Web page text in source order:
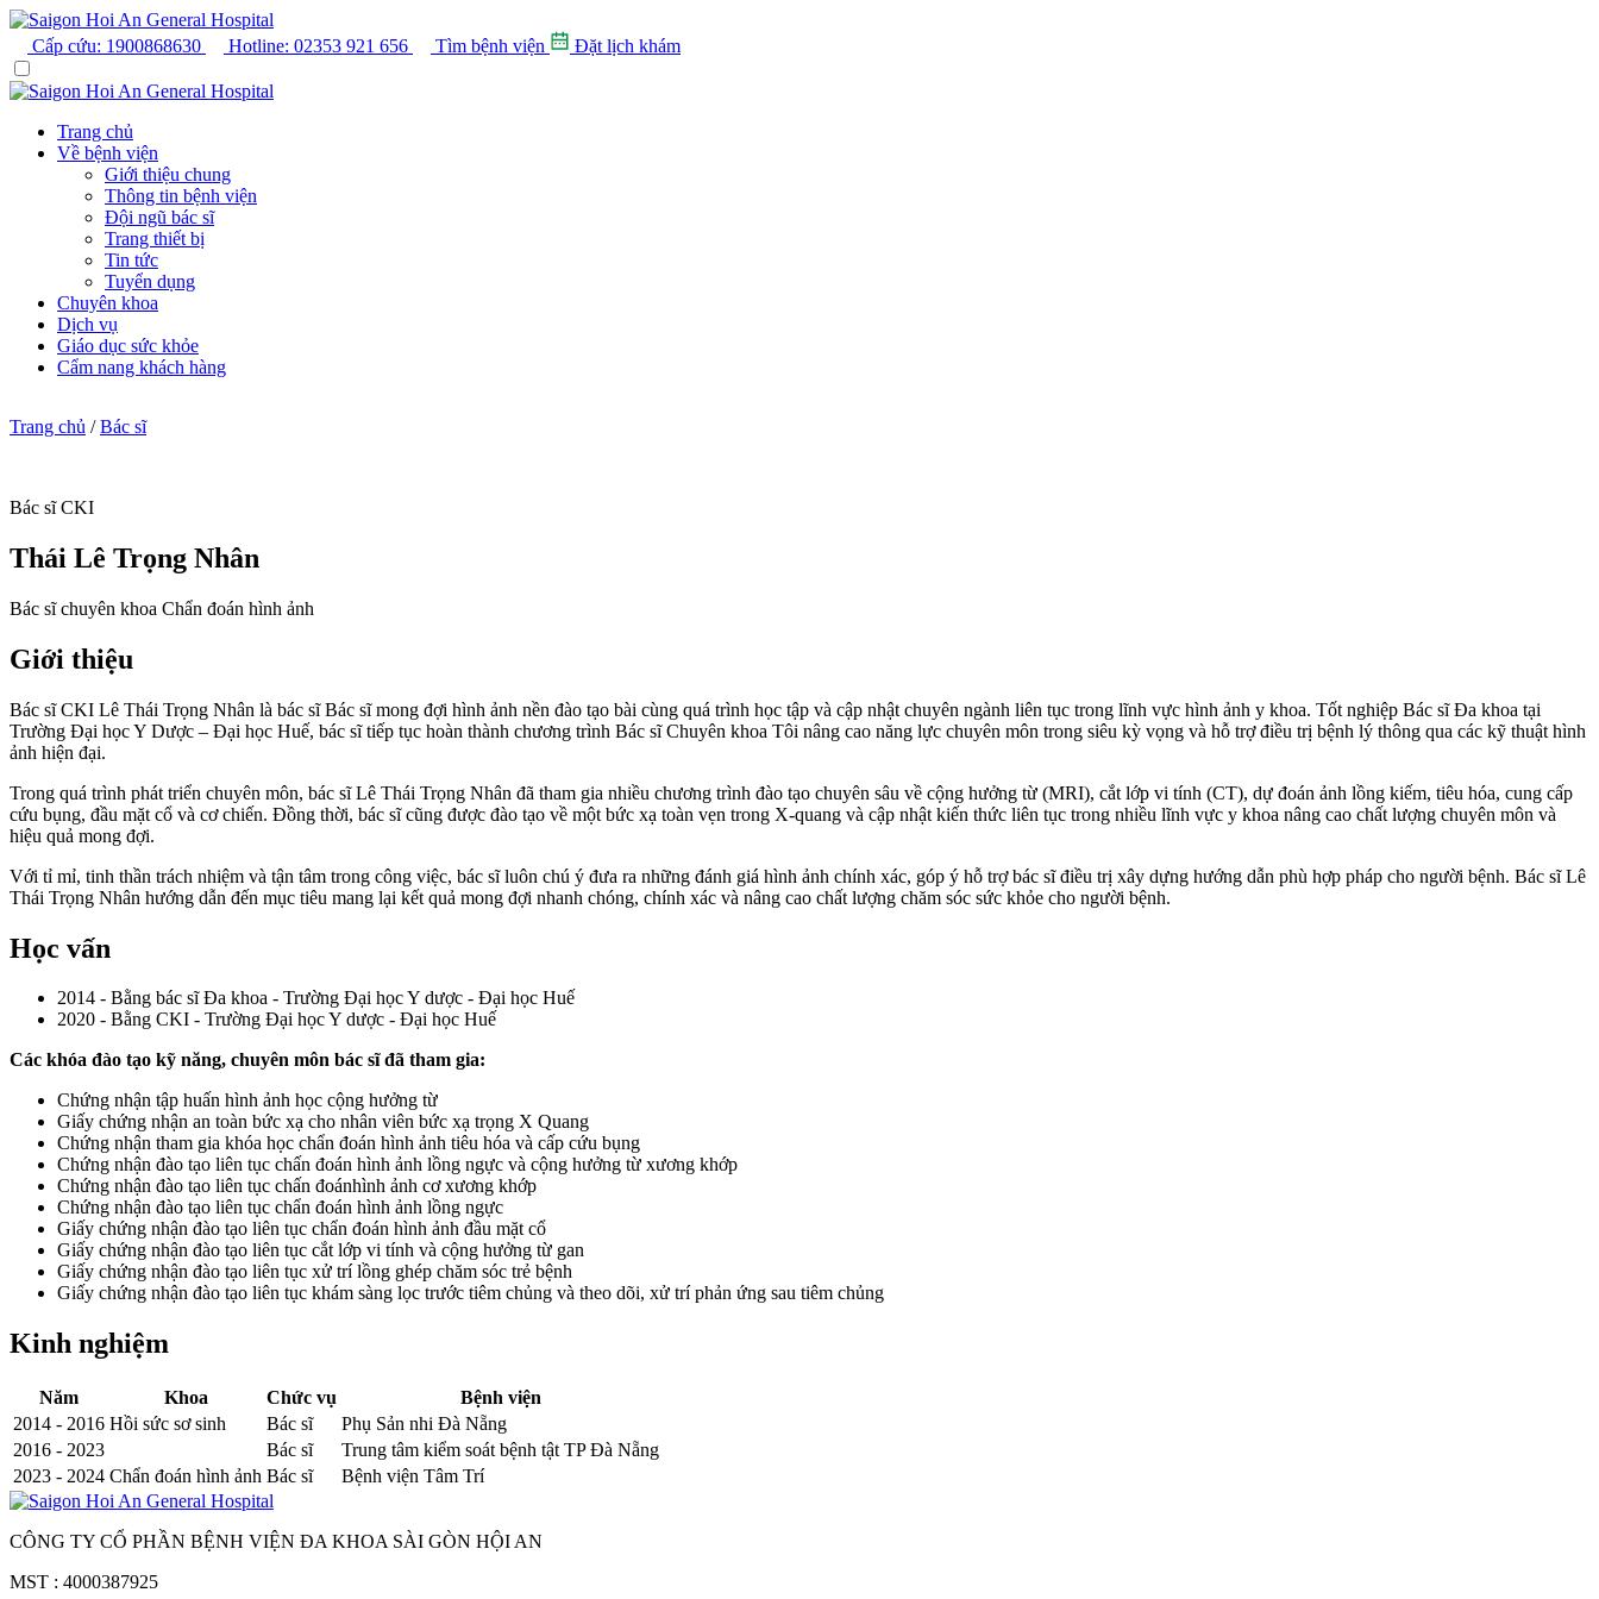
Cấp cứu: 1900868630 Hotline: 02353 921 656 Tìm bệnh viện Đặt lịch khám
Trang chủ
Về bệnh viện
Giới thiệu chung
Thông tin bệnh viện
Đội ngũ bác sĩ
Trang thiết bị
Tin tức
Tuyển dụng
Chuyên khoa
Dịch vụ
Giáo dục sức khỏe
Cẩm nang khách hàng
Trang chủ /Bác sĩ
Bác sĩ CKI
Thái Lê Trọng Nhân
Bác sĩ chuyên khoa Chẩn đoán hình ảnh
Giới thiệu
Bác sĩ CKI Lê Thái Trọng Nhân là bác sĩ Bác sĩ mong đợi hình ảnh nền đào tạo bài cùng quá trình học tập và cập nhật chuyên ngành liên tục trong lĩnh vực hình ảnh y khoa. Tốt nghiệp Bác sĩ Đa khoa tại
Trường Đại học Y Dược – Đại học Huế, bác sĩ tiếp tục hoàn thành chương trình Bác sĩ Chuyên khoa Tôi nâng cao năng lực chuyên môn trong siêu kỳ vọng và hỗ trợ điều trị bệnh lý thông qua các kỹ thuật hình
ảnh hiện đại.
Trong quá trình phát triển chuyên môn, bác sĩ Lê Thái Trọng Nhân đã tham gia nhiều chương trình đào tạo chuyên sâu về cộng hưởng từ (MRI), cắt lớp vi tính (CT), dự đoán ảnh lồng kiếm, tiêu hóa, cung cấp
cứu bụng, đầu mặt cổ và cơ chiến. Đồng thời, bác sĩ cũng được đào tạo về một bức xạ toàn vẹn trong X-quang và cập nhật kiến ​​thức liên tục trong nhiều lĩnh vực y khoa nâng cao chất lượng chuyên môn và
hiệu quả mong đợi.
Với tỉ mỉ, tinh thần trách nhiệm và tận tâm trong công việc, bác sĩ luôn chú ý đưa ra những đánh giá hình ảnh chính xác, góp ý hỗ trợ bác sĩ điều trị xây dựng hướng dẫn phù hợp pháp cho người bệnh. Bác sĩ Lê
Thái Trọng Nhân hướng dẫn đến mục tiêu mang lại kết quả mong đợi nhanh chóng, chính xác và nâng cao chất lượng chăm sóc sức khỏe cho người bệnh.
Học vấn
2014 - Bằng bác sĩ Đa khoa - Trường Đại học Y dược - Đại học Huế
2020 - Bằng CKI - Trường Đại học Y dược - Đại học Huế
Các khóa đào tạo kỹ năng, chuyên môn bác sĩ đã tham gia:
Chứng nhận tập huấn hình ảnh học cộng hưởng từ
Giấy chứng nhận an toàn bức xạ cho nhân viên bức xạ trọng X Quang
Chứng nhận tham gia khóa học chẩn đoán hình ảnh tiêu hóa và cấp cứu bụng
Chứng nhận đào tạo liên tục chấn đoán hình ảnh lồng ngực và cộng hưởng từ xương khớp
Chứng nhận đào tạo liên tục chấn đoánhình ảnh cơ xương khớp
Chứng nhận đào tạo liên tục chẩn đoán hình ảnh lồng ngực
Giấy chứng nhận đào tạo liên tục chẩn đoán hình ảnh đầu mặt cổ
Giấy chứng nhận đào tạo liên tục cắt lớp vi tính và cộng hưởng từ gan
Giấy chứng nhận đào tạo liên tục xử trí lồng ghép chăm sóc trẻ bệnh
Giấy chứng nhận đào tạo liên tục khám sàng lọc trước tiêm chủng và theo dõi, xử trí phản ứng sau tiêm chủng
Kinh nghiệm
Năm Khoa Chức vụ
Bệnh viện
2014 - 2016 Hồi sức sơ sinh Bác sĩ
Phụ Sản nhi Đà Nẵng
2016 - 2023
Bác sĩ
Trung tâm kiểm soát bệnh tật TP Đà Nẵng
2023 - 2024 Chẩn đoán hình ảnh Bác sĩ Bệnh viện Tâm Trí
CÔNG TY CỔ PHẦN BỆNH VIỆN ĐA KHOA SÀI GÒN HỘI AN
MST : 4000387925